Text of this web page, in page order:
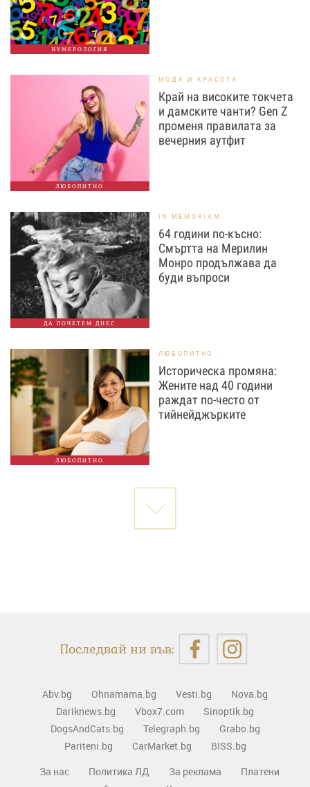
НУМЕРОЛОГИЯ
ЛЮБОПИТНО
МОДА И КРАСОТА
Край на високите токчета
и дамските чанти? Gen Z
променя правилата за
вечерния аутфит
ДА ПОЧЕТЕМ ДНЕС
IN MEMORIAM
64 години по-късно:
Смъртта на Мерилин
Монро продължава да
буди въпроси
ЛЮБОПИТНО
ЛЮБОПИТНО
Историческа промяна:
Жените над 40 години
раждат по-често от
тийнейджърките
Последвай ни във:
Abv.bg Ohnamama.bg Vesti.bg
Nova.bg
Dariknews.bg
Vbox7.com
Sinoptik.bg
DogsAndCats.bg
Telegraph.bg
Grabo.bg
Pariteni.bg
CarMarket.bg
BISS.bg
За нас
Политика ЛД За реклама
Платени